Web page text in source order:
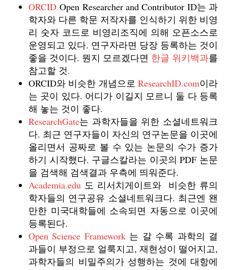
ORCID Open Researcher and Contributor ID는 과
학자와 다른 학문 저작자를 인식하기 위한 비영
리 숫자 코드로 비영리조직에 의해 오픈소스로
운영되고 있다. 연구자라면 당장 등록하는 것이
좋을 것이다. 뭔지 모르겠다면 한글 위키백과를
참고할 것.
ORCID와 비슷한 개념으로 ResearchID.com이라
는 곳이 있다. 어디가 이길지 모르니 둘 다 등록
해 놓는 것이 좋다.
ResearchGate는 과학자들을 위한 소셜네트워크
다. 최근 연구자들이 자신의 연구논문을 이곳에
올리면서 공짜로 볼 수 있는 논문의 수가 증가
하기 시작했다. 구글스칼라는 이곳의 PDF 논문
을 검색해 검색결과 우측에 띄워준다.
Academia.edu 도 리서치게이트와 비슷한 류의
학자들의 연구공유 소셜네트워크다. 최근엔 왠
만한 미국대학들에 소속되면 자동으로 이곳에
등록된다.
Open Science Framework는 갈 수록 과학의 결
과들이 부정으로 얼룩지고, 재현성이 떨어지고,
과학자들의 비밀주의가 성행하는 것에 대항에